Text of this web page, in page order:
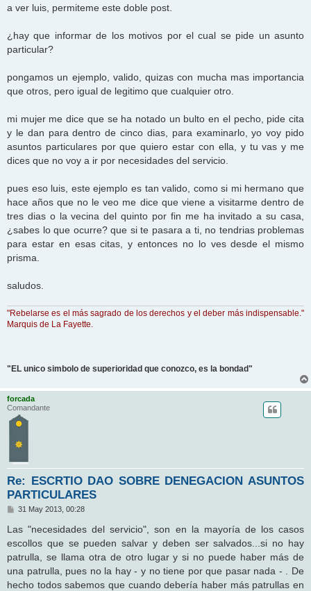
n
s
j
e
a ver luis, permiteme este doble post.
¿hay que informar de los motivos por el cual se pide un asunto
particular?
pongamos un ejemplo, valido, quizas con mucha mas importancia
que otros, pero igual de legitimo que cualquier otro.
mi mujer me dice que se ha notado un bulto en el pecho, pide cita
y le dan para dentro de cinco dias, para examinarlo, yo voy pido
asuntos particulares por que quiero estar con ella, y tu vas y me
dices que no voy a ir por necesidades del servicio.
pues eso luis, este ejemplo es tan valido, como si mi hermano que
hace años que no le veo me dice que viene a visitarme dentro de
tres dias o la vecina del quinto por fin me ha invitado a su casa,
¿sabes lo que ocurre? que si te pasara a ti, no tendrias problemas
para estar en esas citas, y entonces no lo ves desde el mismo
prisma.
saludos.
"Rebelarse es el más sagrado de los derechos y el deber más indispensable."
Marquis de La Fayette.
"EL unico simbolo de superioridad que conozco, es la bondad"
forcada
Comandante
Re: ESCRTIO DAO SOBRE DENEGACION ASUNTOS
PARTICULARES
M
n
a
e
31 May 2013, 00:28
Las "necesidades del servicio", son en la mayoría de los casos
escollos que se pueden salvar y deben ser salvados...si no hay
patrulla, se llama otra de otro lugar y si no puede haber más de
una patrulla, pues no la hay - y no tiene por que pasar nada - . De
hecho todos sabemos que cuando debería haber más patrullas en